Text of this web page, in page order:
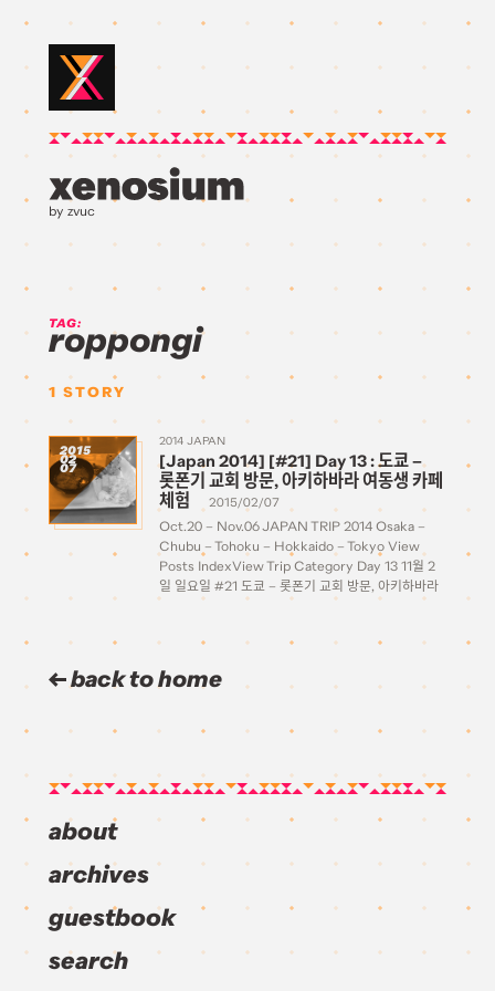
by zvuc
TAG:
roppongi
1 STORY
2015
02
07
2014 JAPAN
[Japan 2014] [#21] Day 13 : 도쿄 –
롯폰기 교회 방문, 아키하바라 여동생 카페
체험
2015/02/07
Oct.20 – Nov.06 JAPAN TRIP 2014 Osaka –
Chubu – Tohoku – Hokkaido – Tokyo View
Posts IndexView Trip Category Day 13 11월 2
일 일요일 #21 도쿄 – 롯폰기 교회 방문, 아키하바라
back to home
about
archives
guestbook
search